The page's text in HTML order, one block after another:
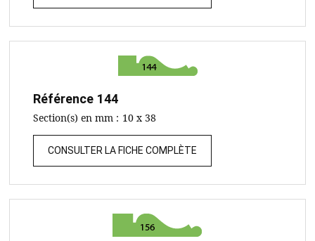
Référence 144
Section(s) en mm : 10 x 38
CONSULTER LA FICHE COMPLÈTE